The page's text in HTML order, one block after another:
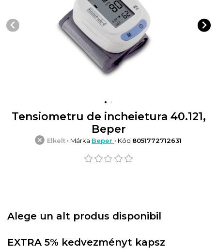
Tensiometru de incheietura 40.121,
Beper
Elkelt • Márka Beper • Kód 8051772712631
Alege un alt produs disponibil
EXTRA 5% kedvezményt kapsz